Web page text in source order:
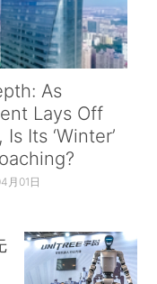
As
Lays Off
Its ‘Winter’
月01日